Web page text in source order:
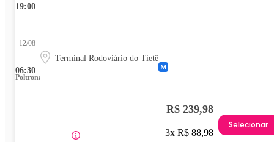
19:00
06:30
12/08
Terminal Rodoviário do Tietê
Poltrona
R$ 239,98
3x R$ 88,98
Selecionar